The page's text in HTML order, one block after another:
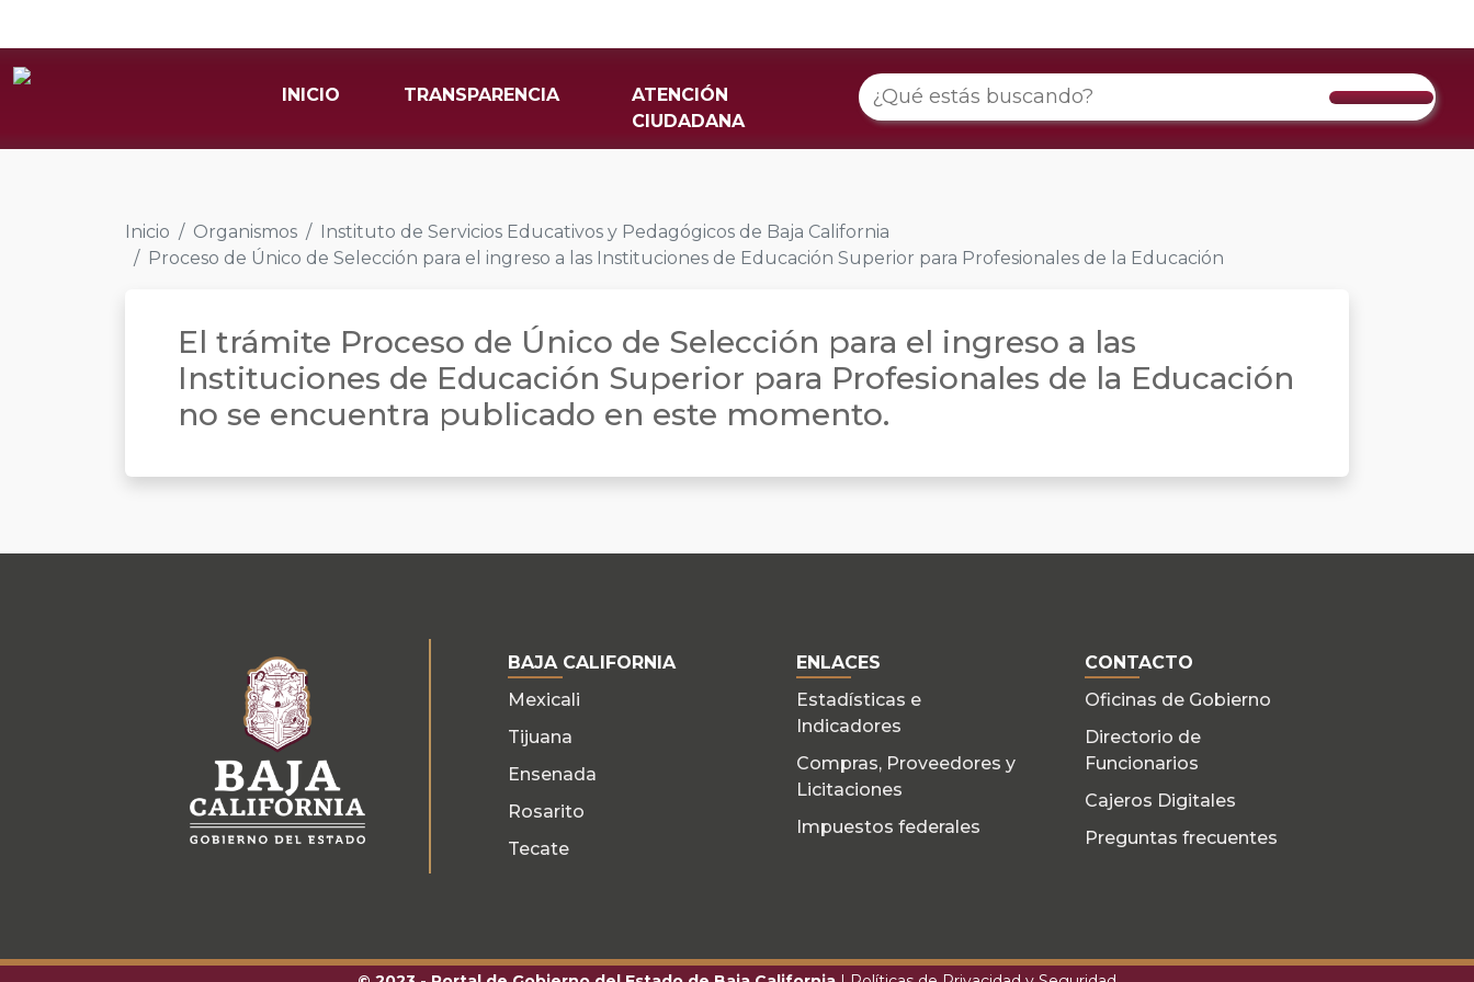
INICIO TRANSPARENCIA
ATENCIÓN
CIUDADANA
Inicio Organismos
Instituto de Servicios Educativos y Pedagógicos de Baja California
Proceso de Único de Selección para el ingreso a las Instituciones de Educación Superior para Profesionales de la Educación
El trámite Proceso de Único de Selección para el ingreso a las
Instituciones de Educación Superior para Profesionales de la Educación
no se encuentra publicado en este momento.
BAJA CALIFORNIA
Mexicali
Tijuana
Ensenada
Rosarito
Tecate
ENLACES
Estadísticas e
Indicadores
Compras, Proveedores y
Licitaciones
Impuestos federales
CONTACTO
Oficinas de Gobierno
Directorio de
Funcionarios
Cajeros Digitales
Preguntas frecuentes